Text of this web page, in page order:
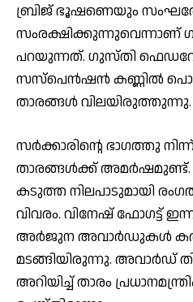
ബ്രിജ് ഭൂഷണെയും
സംരക്ഷിക്കുന്നുവെന്നാണ്
പറയുന്നത്. ഗുസ്തി
സസ്‌പെന്‍ഷന്‍ കണ്ണില്‍
താരങ്ങള്‍ വിലയിരുത്തുന്നു.
സര്‍ക്കാരിന്റെ ഭാഗത്തു
താരങ്ങള്‍ക്ക്
കടുത്ത നിലപാടുമായി
വിവരം. വിനേഷ് ഫോഗട്ട്
അര്‍ജുന അവാര്‍ഡുകള്‍
മടങ്ങിയിരുന്നു. അവാര്‍ഡ്
അറിയിച്ച് താരം